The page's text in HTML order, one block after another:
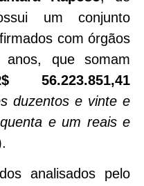
um conjunto
com órgãos
que somam
56.223.851,41
duzentos e vinte e
e um reais e
analisados pelo